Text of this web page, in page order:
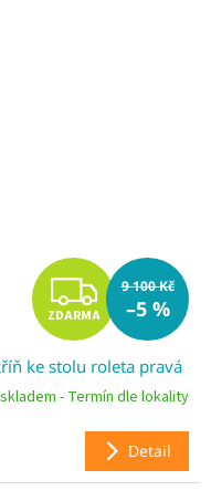
Z
D
A
R
M
ZDARMA
9 100 Kč
–5 %
ke stolu roleta pravá
- Termín dle lokality
Detail